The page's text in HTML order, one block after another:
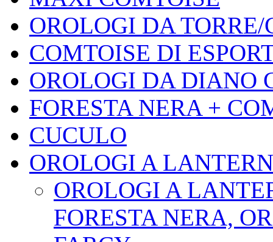
OROLOGI DA
COMTOISE DI
OROLOGI DA DIANO
FORESTA NERA +
CUCULO
OROLOGI A
OROLOGI A
FORESTA NERA,